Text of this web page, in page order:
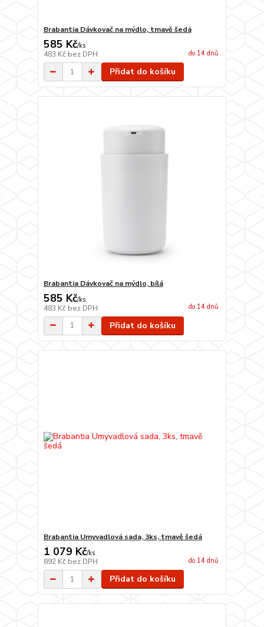
Brabantia Dávkovač na mýdlo, tmavě šedá
585 Kč/ks
483 Kč bez DPH do 14 dnů
Přidat do košíku
Brabantia Dávkovač na mýdlo, bílá
585 Kč/ks
483 Kč bez DPH do 14 dnů
Přidat do košíku
Brabantia Umyvadlová sada, 3ks, tmavě šedá
1 079 Kč/ks
892 Kč bez DPH do 14 dnů
Přidat do košíku